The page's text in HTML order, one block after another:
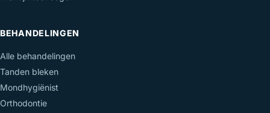
BEHANDELINGEN
Alle behandelingen
Tanden bleken
Mondhygiënist
Orthodontie